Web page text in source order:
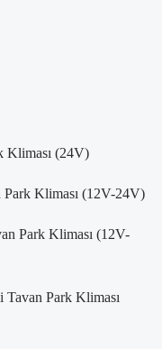
Kliması (24V)
Kliması (12V-24V)
Park Kliması (12V-
Park Kliması